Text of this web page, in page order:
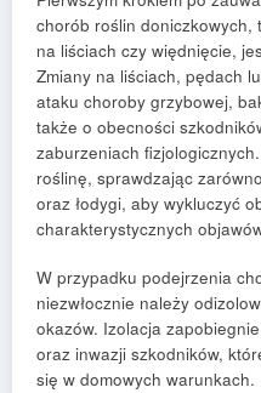
chorób roślin doniczkowych,
na liściach czy więdnięcie,
Zmiany na liściach, pędach
ataku choroby grzybowej,
także o obecności
zaburzeniach
roślinę, sprawdzając
oraz łodygi, aby wykluczyć
charakterystycznych
W przypadku podejrzenia
niezwłocznie należy
okazów. Izolacja
oraz inwazji szkodników,
się w domowych warunkach.